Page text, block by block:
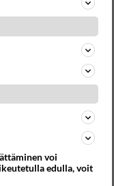
voi
edulla, voit